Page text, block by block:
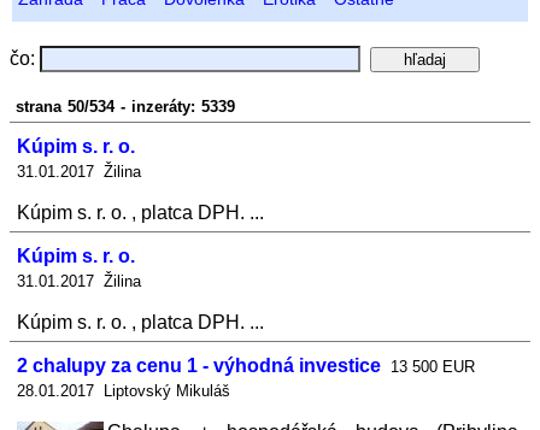
čo:
strana 50/534 - inzeráty: 5339
Kúpim s. r. o.
31.01.2017 Žilina
Kúpim s. r. o. , platca DPH. ...
Kúpim s. r. o.
31.01.2017 Žilina
Kúpim s. r. o. , platca DPH. ...
2 chalupy za cenu 1 - výhodná investice 13 500 EUR
28.01.2017 Liptovský Mikuláš